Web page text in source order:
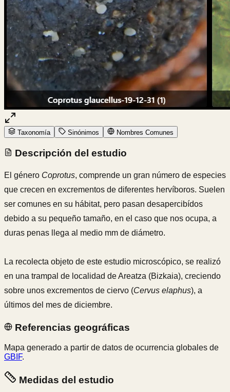
Taxonomía Sinónimos Nombres Comunes
Descripción del estudio
El género Coprotus, comprende un gran número de especies
que crecen en excrementos de diferentes hervíboros. Suelen
ser comunes en su hábitat, pero pasan desapercibídos
debido a su pequeño tamaño, en el caso que nos ocupa, a
duras penas llega al medio mm de diámetro.
La recolecta objeto de este estudio microscópico, se realizó
en una trampal de localidad de Areatza (Bizkaia), creciendo
sobre unos excrementos de ciervo (Cervus elaphus), a
últimos del mes de diciembre.
Referencias geográficas
Mapa generado a partir de datos de ocurrencia globales de
GBIF.
Medidas del estudio